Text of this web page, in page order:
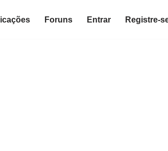
Foruns Entrar Registre-